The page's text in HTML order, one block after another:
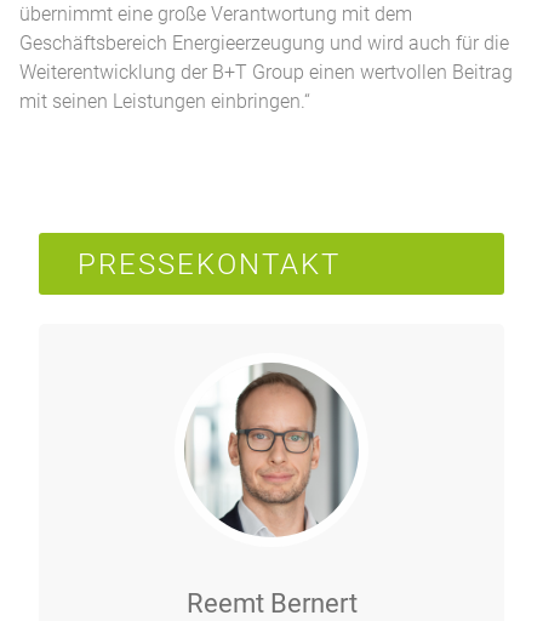
übernimmt eine große Verantwortung mit dem
Geschäftsbereich Energieerzeugung und wird auch für die
Weiterentwicklung der B+T Group einen wertvollen Beitrag
mit seinen Leistungen einbringen.“
PRESSEKONTAKT
Reemt Bernert